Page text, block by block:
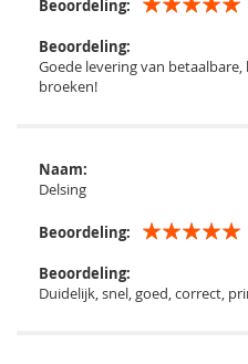
Beoordeling:
Beoordeling:
Goede levering van
broeken!
Naam:
Delsing
Beoordeling:
Beoordeling:
Duidelijk, snel, goed, correct,